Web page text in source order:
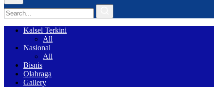
Kalsel Terkini
All
Nasional
All
Bisnis
Olahraga
Gallery